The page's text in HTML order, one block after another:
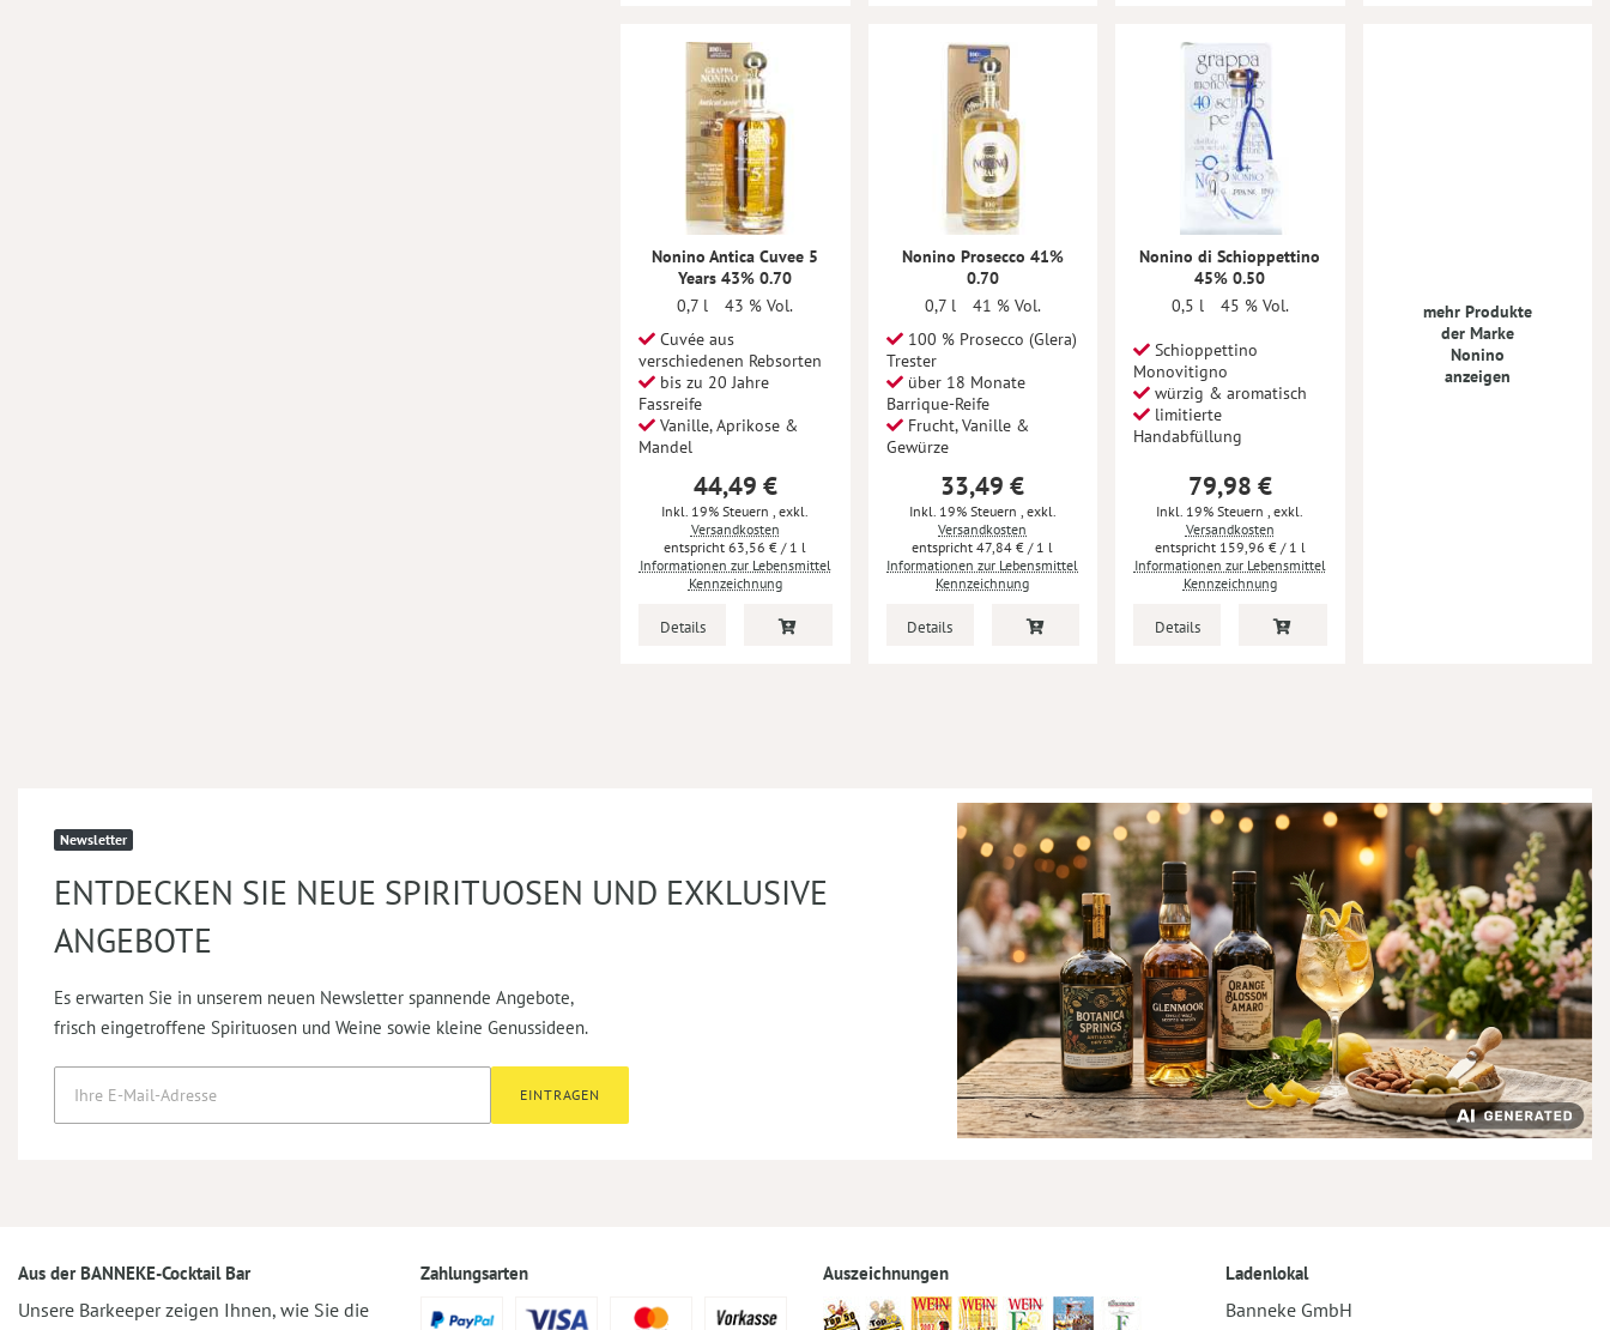
Nonino Antica Cuvee 5
Years 43% 0.70
0,7 l
43 % Vol.
Cuvée aus
verschiedenen Rebsorten
bis zu 20 Jahre
Fassreife
Vanille, Aprikose &
Mandel
44,49 €
Inkl. 19% Steuern, exkl.
Versandkosten
63,56 € / 1 l
Informationen zur Lebensmittel
Kennzeichnung
Details
Nonino Prosecco 41%
0.70
0,7 l
41 % Vol.
100 % Prosecco (Glera)
Trester
über 18 Monate
Barrique-Reife
Frucht, Vanille &
Gewürze
33,49 €
Inkl. 19% Steuern , exkl.
Versandkosten
47,84 € / 1 l
Informationen zur Lebensmittel
Kennzeichnung
Details
Nonino di Schioppettino
45% 0.50
0,5 l
45 % Vol.
Schioppettino
Monovitigno
würzig & aromatisch
limitierte
Handabfüllung
79,98 €
Inkl. 19% Steuern, exkl.
Versandkosten
159,96 €/ 1 l
Informationen zur Lebensmittel
Kennzeichnung
Details
mehr Produkte
der Marke
Nonino
anzeigen
Newsletter
ENTDECKEN SIE NEUE SPIRITUOSEN UND EXKLUSIVE
ANGEBOTE
Es erwarten Sie in unserem neuen Newsletter spannende Angebote,
frisch eingetroffene Spirituosen und Weine sowie kleine Genussideen.
EINTRAGEN
Aus der BANNEKE-Cocktail Bar
Unsere Barkeeper zeigen Ihnen, wie Sie die
Zahlungsarten Auszeichnungen Ladenlokal
Banneke GmbH